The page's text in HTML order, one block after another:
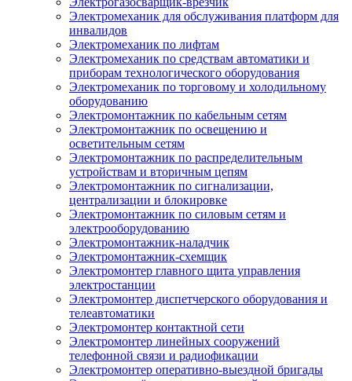
Электромеханик для обслуживания платформ для
инвалидов
Электромеханик по лифтам
Электромеханик по средствам автоматики и
приборам технологического оборудования
Электромеханик по торговому и холодильному
оборудованию
Электромонтажник по кабельным сетям
Электромонтажник по освещению и
осветительным сетям
Электромонтажник по распределительным
устройствам и вторичным цепям
Электромонтажник по сигнализации,
централизации и блокировке
Электромонтажник по силовым сетям и
электрооборудованию
Электромонтажник-наладчик
Электромонтажник-схемщик
Электромонтер главного щита управления
электростанции
Электромонтер диспетчерского оборудования и
телеавтоматики
Электромонтер контактной сети
Электромонтер линейных сооружений
телефонной связи и радиофикации
Электромонтер оперативно-выездной бригады